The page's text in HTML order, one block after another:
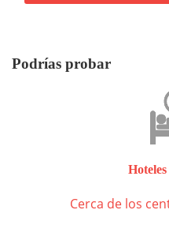
Podrías probar
Cerca de los